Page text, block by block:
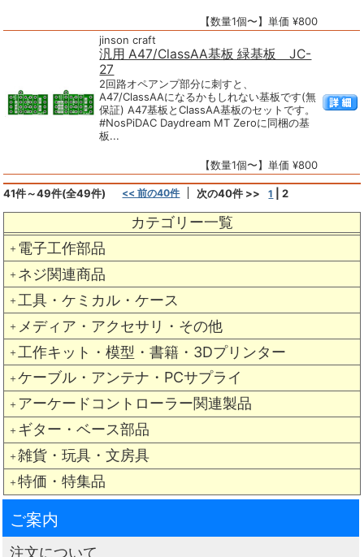
カテゴリー一覧
＋ 電子工作部品
＋ ネジ関連商品
＋ 工具・ケミカル・ケース
＋ メディア・アクセサリ・その他
＋ 工作キット・模型・書籍・3Dプリンター
＋ ケーブル・アンテナ・PCサプライ
＋ アーケードコントローラー関連製品
＋ ギター・ベース部品
＋ 雑貨・玩具・文房具
＋ 特価・特集品
【数量1個〜】単価 ¥800
jinson craft
汎用 A47/ClassAA基板 緑基板 JC-
27
2回路オペアンプ部分に刺すと、
A47/ClassAAになるかもしれない基板です(無
保証) A47基板とClassAA基板のセットです。
#NosPiDAC Daydream MT Zeroに同梱の基
板...
【数量1個〜】単価 ¥800
41件～49件(全49件) << 前の40件 次の40件 >> 1 |2
ご案内
注文について